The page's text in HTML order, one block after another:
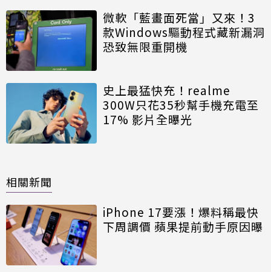
微軟「藍畫面死當」又來！3
款Windows驅動程式藏新漏洞
恐致無限重開機
史上最猛快充！realme
300W只花35秒幫手機充電至
17% 影片全曝光
相關新聞
iPhone 17要漲！爆料稱最快
下周調價 蘋果提前動手原因曝